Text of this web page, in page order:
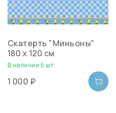
Скатерть "Миньоны"
180 х 120 см
В наличии 5 шт
1 000 ₽